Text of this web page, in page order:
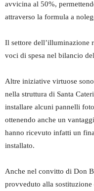
avvicina al 50%,
attraverso la formula a
Il settore dell’illuminazione
voci di spesa nel bilancio
Altre iniziative virtuose
nella struttura di Santa
installare alcuni pannelli
ottenendo anche un
hanno ricevuto infatti un
installato.
Anche nel convitto di Don
provveduto alla